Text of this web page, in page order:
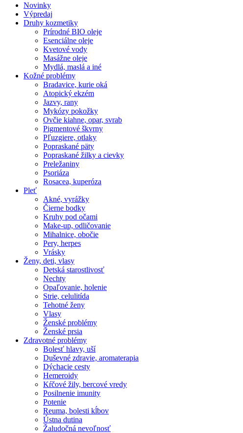
Novinky
Výpredaj
Druhy kozmetiky
Prírodné BIO oleje
Esenciálne oleje
Kvetové vody
Masážne oleje
Mydlá, maslá a iné
Kožné problémy
Bradavice, kurie oká
Atopický ekzém
Jazvy, rany
Mykózy pokožky
Ovčie kiahne, opar, svrab
Pigmentové škvrny
Pľuzgiere, otlaky
Popraskané päty
Popraskané žilky a cievky
Preležaniny
Psoriáza
Rosacea, kuperóza
Pleť
Akné, vyrážky
Čierne bodky
Kruhy pod očami
Make-up, odličovanie
Mihalnice, obočie
Pery, herpes
Vrásky
Ženy, deti, vlasy
Detská starostlivosť
Nechty
Opaľovanie, holenie
Strie, celulitída
Tehotné ženy
Vlasy
Ženské problémy
Ženské prsia
Zdravotné problémy
Bolesť hlavy, uší
Duševné zdravie, aromaterapia
Dýchacie cesty
Hemeroidy
Kŕčové žily, bercové vredy
Posilnenie imunity
Potenie
Reuma, bolesti kĺbov
Ústna dutina
Žaludočná nevoľnosť